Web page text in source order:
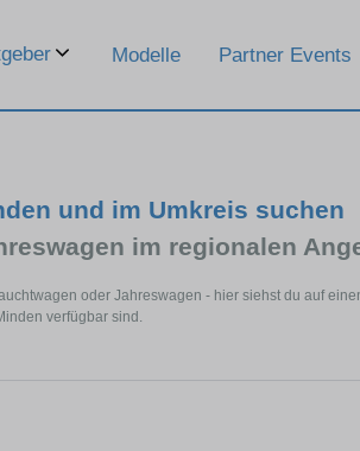
Modelle Partner Events
und im Umkreis suchen
im regionalen
oder Jahreswagen - hier siehst du auf
verfügbar sind.